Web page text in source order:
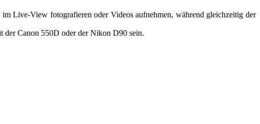
Live-View fotografieren oder Videos aufnehmen, während gleichzeitig der
der Canon 550D oder der Nikon D90 sein.